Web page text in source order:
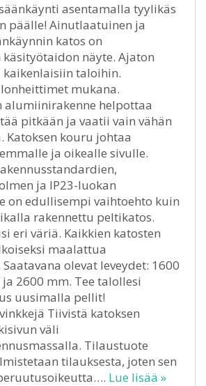
asentamalla tyylikäs
päälle! Ainutlaatuinen ja
katos on
näyte. Ajaton
taloihin.
mukana.
helpottaa
pitkään ja vaatii vain vähän
Katoksen kouru johtaa
ja oikealle sivulle.
ja IP23-luokan
on edullisempi vaihtoehto kuin
rakennettu peltikatos.
eri väriä. Kaikkien katosten
maalattua
olevat leveydet: 1600
2600 mm. Tee talollesi
uusimalla pellit!
Tiivistä katoksen
väli
Tilaustuote
tilauksesta, joten sen
Lue lisää »